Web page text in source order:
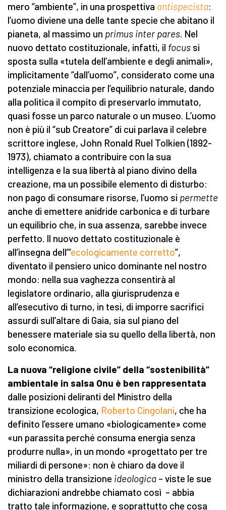
mero “ambiente”, in una prospettiva antispecista:
l’uomo diviene una delle tante specie che abitano il
pianeta, al massimo un primus inter pares. Nel
nuovo dettato costituzionale, infatti, il focus si
sposta sulla «tutela dell’ambiente e degli animali»,
implicitamente “dall’uomo”, considerato come una
potenziale minaccia per l’equilibrio naturale, dando
alla politica il compito di preservarlo immutato,
quasi fosse un parco naturale o un museo. L’uomo
non è più il “sub Creatore” di cui parlava il celebre
scrittore inglese, John Ronald Ruel Tolkien (1892-
1973), chiamato a contribuire con la sua
intelligenza e la sua libertà al piano divino della
creazione, ma un possibile elemento di disturbo:
non pago di consumare risorse, l’uomo si permette
anche di emettere anidride carbonica e di turbare
un equilibrio che, in sua assenza, sarebbe invece
perfetto. Il nuovo dettato costituzionale è
all’insegna dell’“ecologicamente corretto”,
diventato il pensiero unico dominante nel nostro
mondo: nella sua vaghezza consentirà al
legislatore ordinario, alla giurisprudenza e
all’esecutivo di turno, in tesi, di imporre sacrifici
assurdi sull’altare di Gaia, sia sul piano del
benessere materiale sia su quello della libertà, non
solo economica.
La nuova “religione civile” della “sostenibilità”
ambientale in salsa Onu è ben rappresentata
dalle posizioni deliranti del Ministro della
transizione ecologica, Roberto Cingolani, che ha
definito l’essere umano «biologicamente» come
«un parassita perché consuma energia senza
produrre nulla», in un mondo «progettato per tre
miliardi di persone»: non è chiaro da dove il
ministro della transizione ideologica – viste le sue
dichiarazioni andrebbe chiamato così – abbia
tratto tale informazione, e soprattutto che cosa